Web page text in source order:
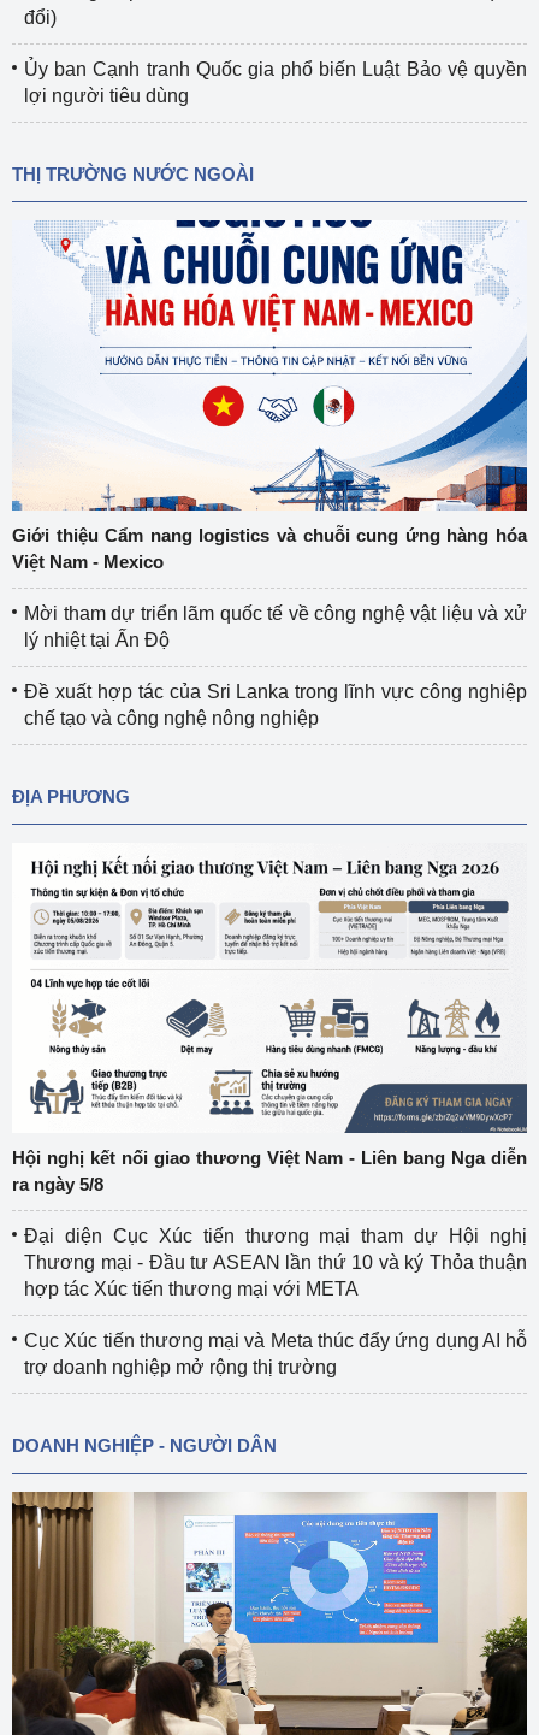
đổi)
Ủy ban Cạnh tranh Quốc gia phổ biến Luật Bảo vệ quyền
lợi người tiêu dùng
THỊ TRƯỜNG NƯỚC NGOÀI
Giới thiệu Cẩm nang logistics và chuỗi cung ứng hàng hóa
Việt Nam - Mexico
Mời tham dự triển lãm quốc tế về công nghệ vật liệu và xử
lý nhiệt tại Ấn Độ
Đề xuất hợp tác của Sri Lanka trong lĩnh vực công nghiệp
chế tạo và công nghệ nông nghiệp
ĐỊA PHƯƠNG
Hội nghị kết nối giao thương Việt Nam - Liên bang Nga diễn
ra ngày 5/8
Đại diện Cục Xúc tiến thương mại tham dự Hội nghị
Thương mại - Đầu tư ASEAN lần thứ 10 và ký Thỏa thuận
hợp tác Xúc tiến thương mại với META
Cục Xúc tiến thương mại và Meta thúc đẩy ứng dụng AI hỗ
trợ doanh nghiệp mở rộng thị trường
DOANH NGHIỆP - NGƯỜI DÂN